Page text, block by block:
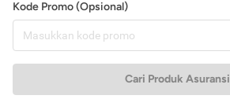
Kode Promo (Opsional)
Cari Produk Asuransi